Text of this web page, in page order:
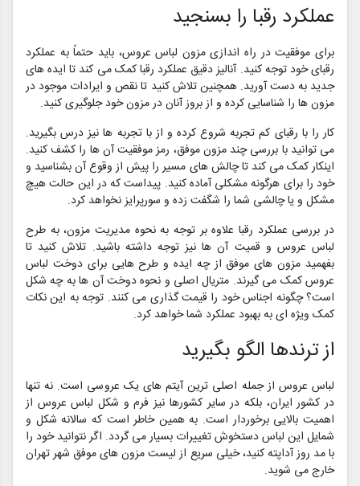
عملکرد رقبا را بسنجید
برای موفقیت در راه اندازی مزون لباس عروس، باید حتماً به عملکرد
رقبای خود توجه کنید. آنالیز دقیق عملکرد رقبا کمک می کند تا ایده های
جدید به دست آورید. همچنین تلاش کنید تا نقص و ایرادات موجود در
مزون ها را شناسایی کرده و از بروز آنان در مزون خود جلوگیری کنید.
کار را با رقبای کم تجربه شروع کرده و از با تجربه ها نیز درس بگیرید.
می توانید با بررسی چند مزون موفق، رمز موفقیت آن ها را کشف کنید.
اینکار کمک می کند تا چالش های مسیر را پیش از وقوع آن بشناسید و
خود را برای هرگونه مشکلی آماده کنید. پیداست که در این حالت هیچ
مشکل و یا چالشی شما را شگفت زده و سورپرایز نخواهد کرد.
در بررسی عملکرد رقبا علاوه بر توجه به نحوه مدیریت مزون، به طرح
لباس عروس و قمیت آن ها نیز توجه داشته باشید. تلاش کنید تا
بفهمید مزون های موفق از چه ایده و طرح هایی برای دوخت لباس
عروس کمک می گیرند. متریال اصلی و نحوه دوخت آن ها به چه شکل
است؟ چگونه اجناس خود را قیمت گذاری می کنند. توجه به این نکات
کمک ویژه ای به بهبود عملکرد شما خواهد کرد.
از ترندها الگو بگیرید
لباس عروس از جمله اصلی ترین آیتم های یک عروسی است. نه تنها
در کشور ایران، بلکه در سایر کشورها نیز فرم و شکل لباس عروس از
اهمیت بالایی برخوردار است. به همین خاطر است که سالانه شکل و
شمایل این لباس دستخوش تغییرات بسیار می گردد. اگر نتوانید خود را
با مد روز آداپته کنید، خیلی سریع از لیست مزون های موفق شهر تهران
خارج می شوید.